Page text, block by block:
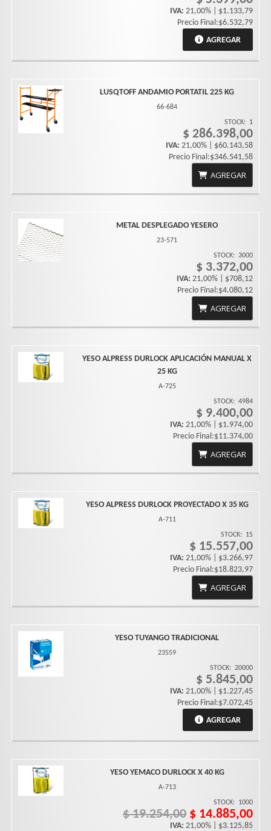
IVA: 21,00% | $1.133,79
Precio Final:$6.532,79
AGREGAR
LUSQTOFF ANDAMIO PORTATIL 225 KG
66-684
STOCK: 1
$ 286.398,00
IVA: 21,00% | $60.143,58
Precio Final:$346.541,58
AGREGAR
METAL DESPLEGADO YESERO
23-571
STOCK: 3000
$ 3.372,00
IVA: 21,00% | $708,12
Precio Final:$4.080,12
AGREGAR
YESO ALPRESS DURLOCK APLICACIÓN MANUAL X
25 KG
A-725
STOCK: 4984
$ 9.400,00
IVA: 21,00% | $1.974,00
Precio Final:$11.374,00
AGREGAR
YESO ALPRESS DURLOCK PROYECTADO X 35 KG
A-711
STOCK: 15
$ 15.557,00
IVA: 21,00% | $3.266,97
Precio Final:$18.823,97
AGREGAR
YESO TUYANGO TRADICIONAL
23559
STOCK: 20000
$ 5.845,00
IVA: 21,00% | $1.227,45
Precio Final:$7.072,45
AGREGAR
YESO YEMACO DURLOCK X 40 KG
A-713
STOCK: 1000
$ 19.254,00 $ 14.885,00
IVA: 21,00% | $3.125,85